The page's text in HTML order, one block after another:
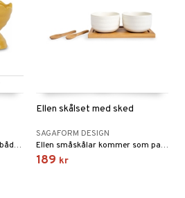
Ellen äggkopp är perfekt för både frukosten och påskmiddagen och passar fint ihop med alla delar i serien med samma namn.
Ellen skålset med sked
SAGAFORM DESIGN
Ellen småskålar kommer som par tillsammans med två söta skedar på en fin liten bricka i bambu.
189 kr